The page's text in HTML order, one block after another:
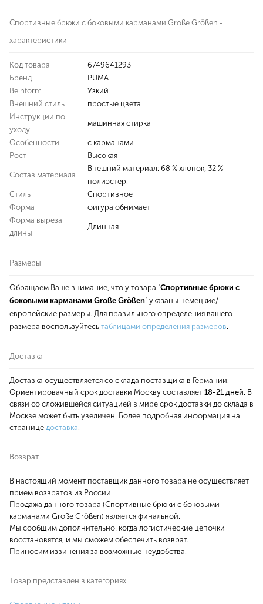
Спортивные брюки с боковыми карманами Große Größen -
характеристики
Код товара
6749641293
Бренд
PUMA
Beinform
Узкий
Внешний стиль
простые цвета
Инструкции по
уходу
машинная стирка
Особенности
с карманами
Рост
Высокая
Состав материала
Внешний материал: 68 % хлопок, 32 %
полиэстер.
Стиль
Спортивное
Форма
фигура обнимает
Форма выреза
длины
Длинная
Размеры
Обращаем Ваше внимание, что у товара "Спортивные брюки с
боковыми карманами Große Größen" указаны немецкие/
европейские размеры. Для правильного определения вашего
размера воспользуйтесь таблицами определения размеров.
Доставка
Доставка осуществляется со склада поставщика в Германии.
Ориентировачный срок доставки Москву составляет 18-21 дней. В
связи со сложившейся ситуацией в мире срок доставки до склада в
Москве может быть увеличен. Более подробная информация на
странице доставка.
Возврат
В настоящий момент поставщик данного товара не осуществляет
прием возвратов из России.
Продажа данного товара (Спортивные брюки с боковыми
карманами Große Größen) является финальной.
Мы сообщим дополнительно, когда логистические цепочки
восстановятся, и мы сможем обеспечить возврат.
Приносим извинения за возможные неудобства.
Товар представлен в категориях